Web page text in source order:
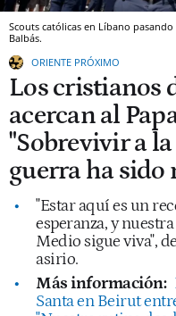
Scouts católicas en Líbano
Balbás.
ORIENTE PRÓXIMO
Los cristianos
acercan al
"Sobrevivir a
guerra ha sido
"Estar aquí es un
esperanza, y
Medio sigue viva",
asirio.
Más información:
Santa en Beirut